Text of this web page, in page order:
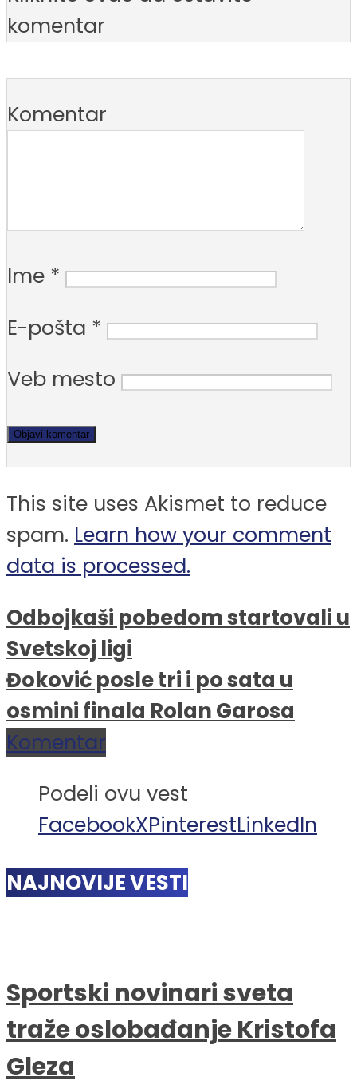
komentar
Komentar
Ime *
E-pošta *
Veb mesto
This site uses Akismet to reduce
spam. Learn how your comment
data is processed.
Odbojkaši pobedom startovali u
Svetskoj ligi
Đoković posle tri i po sata u
osmini finala Rolan Garosa
Komentar
Podeli ovu vest
FacebookXPinterestLinkedIn
NAJNOVIJE VESTI
Sportski novinari sveta
traže oslobađanje Kristofa
Gleza